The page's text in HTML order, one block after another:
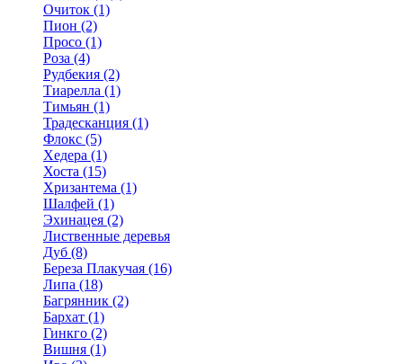
Очиток (1)
Пион (2)
Просо (1)
Роза (4)
Рудбекия (2)
Тиарелла (1)
Тимьян (1)
Традесканция (1)
Флокс (5)
Хедера (1)
Хоста (15)
Хризантема (1)
Шалфей (1)
Эхинацея (2)
Лиственные деревья
Дуб (8)
Береза Плакучая (16)
Липа (18)
Багрянник (2)
Бархат (1)
Гинкго (2)
Вишня (1)